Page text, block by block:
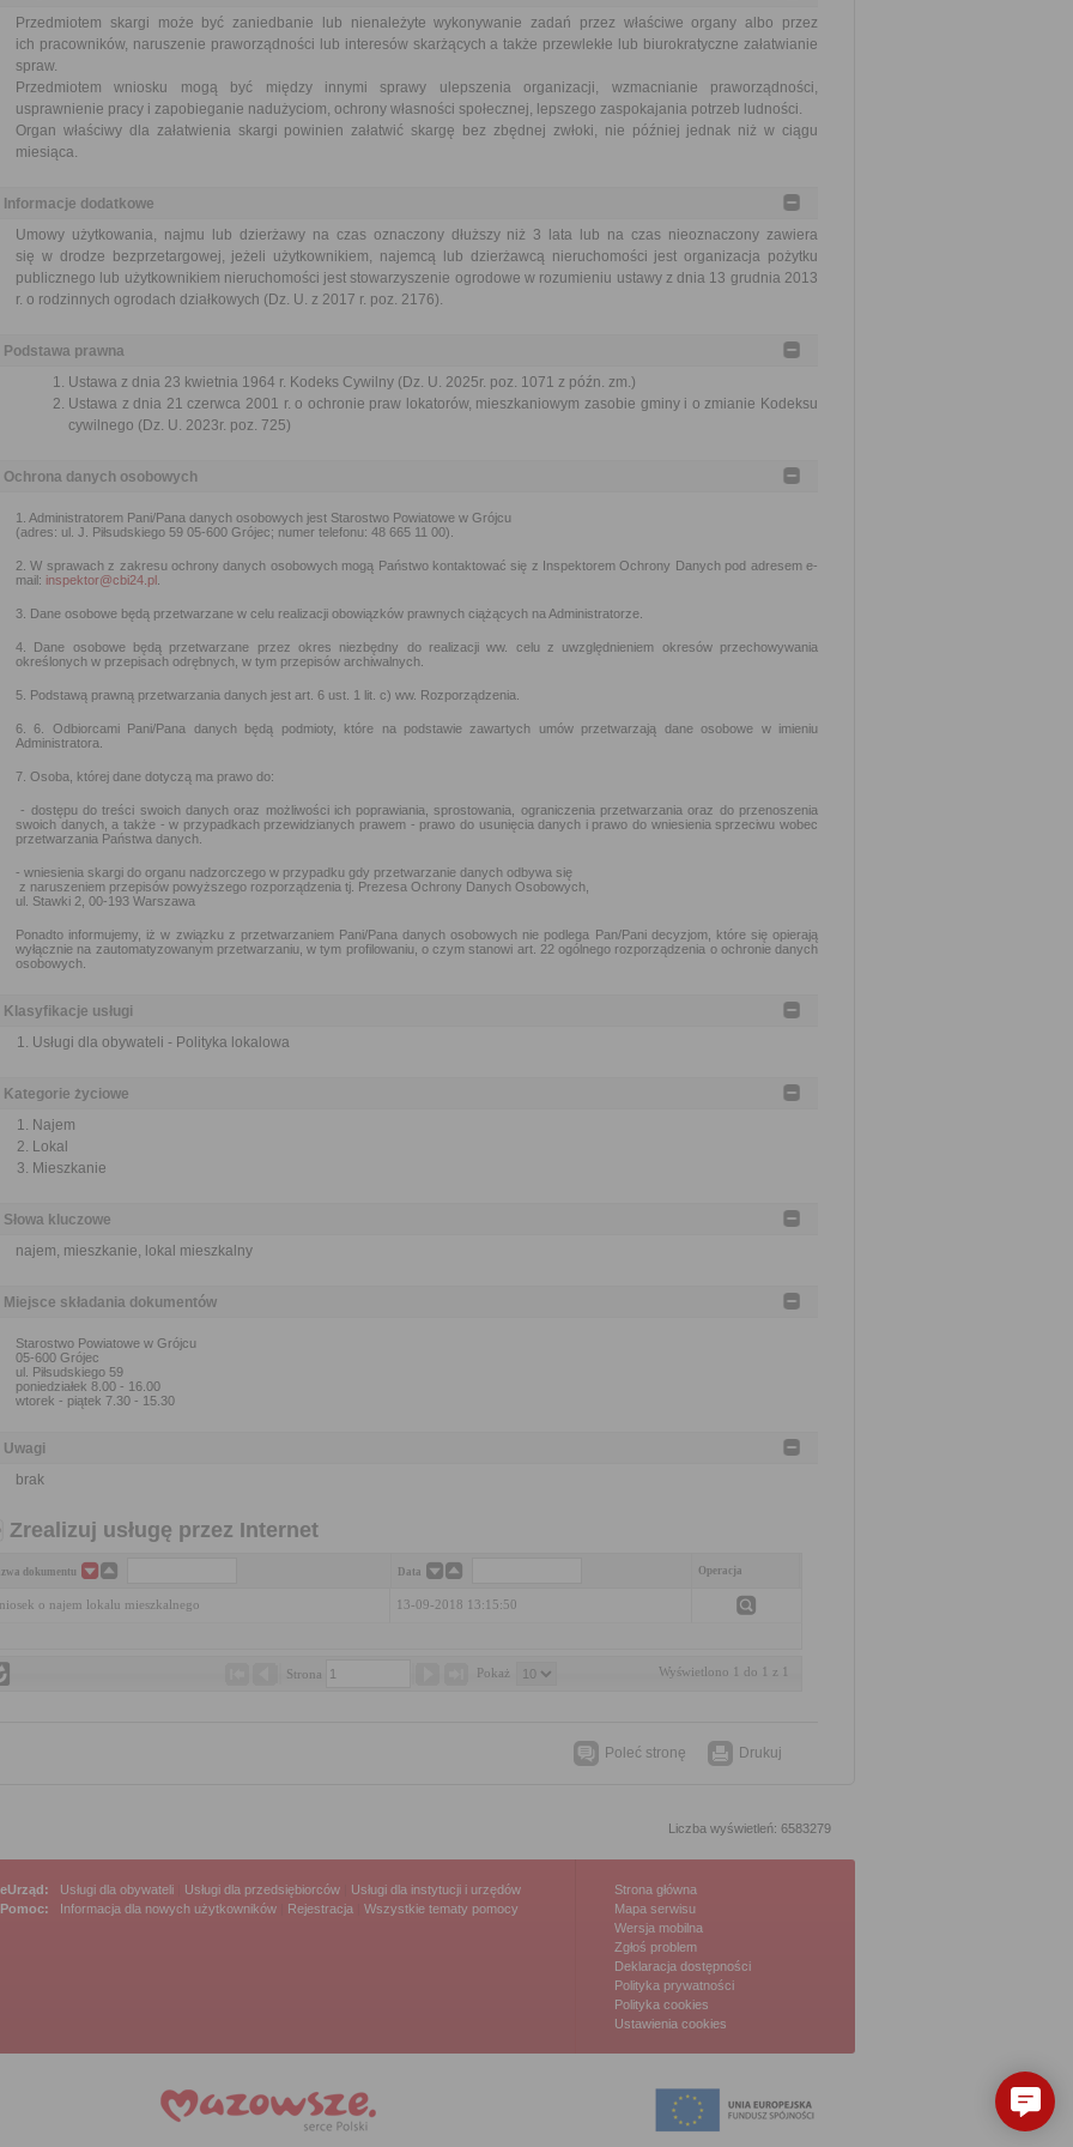
Przedmiotem skargi może być zaniedbanie lub nienależyte wykonywanie zadań przez właściwe organy albo przez
ich pracowników, naruszenie praworządności lub interesów skarżących a także przewlekłe lub biurokratyczne załatwianie
spraw.
Przedmiotem wniosku mogą być między innymi sprawy ulepszenia organizacji, wzmacnianie praworządności,
usprawnienie pracy i zapobieganie nadużyciom, ochrony własności społecznej, lepszego zaspokajania potrzeb ludności.
Organ właściwy dla załatwienia skargi powinien załatwić skargę bez zbędnej zwłoki, nie później jednak niż w ciągu
miesiąca.
Informacje dodatkowe
Umowy użytkowania, najmu lub dzierżawy na czas oznaczony dłuższy niż 3 lata lub na czas nieoznaczony zawiera
się w drodze bezprzetargowej, jeżeli użytkownikiem, najemcą lub dzierżawcą nieruchomości jest organizacja pożytku
publicznego lub użytkownikiem nieruchomości jest stowarzyszenie ogrodowe w rozumieniu ustawy z dnia 13 grudnia 2013
r. o rodzinnych ogrodach działkowych (Dz. U. z 2017 r. poz. 2176).
Podstawa prawna
Ustawa z dnia 23 kwietnia 1964 r. Kodeks Cywilny (Dz. U. 2025r. poz. 1071 z późn. zm.)
Ustawa z dnia 21 czerwca 2001 r. o ochronie praw lokatorów, mieszkaniowym zasobie gminy i o zmianie Kodeksu
cywilnego (Dz. U. 2023r. poz. 725)
Ochrona danych osobowych
1. Administratorem Pani/Pana danych osobowych jest Starostwo Powiatowe w Grójcu
(adres: ul. J. Piłsudskiego 59 05-600 Grójec; numer telefonu: 48 665 11 00).
2. W sprawach z zakresu ochrony danych osobowych mogą Państwo kontaktować się z Inspektorem Ochrony Danych pod adresem e-
mail: inspektor@cbi24.pl
3. Dane osobowe będą przetwarzane w celu realizacji obowiązków prawnych ciążących na Administratorze.
4. Dane osobowe będą przetwarzane przez okres niezbędny do realizacji ww. celu z uwzględnieniem okresów przechowywania
określonych w przepisach odrębnych, w tym przepisów archiwalnych.
5. Podstawą prawną przetwarzania danych jest art. 6 ust. 1 lit. c) ww. Rozporządzenia.
6. 6. Odbiorcami Pani/Pana danych będą podmioty, które na podstawie zawartych umów przetwarzają dane osobowe w imieniu
Administratora.
7. Osoba, której dane dotyczą ma prawo do:
- dostępu do treści swoich danych oraz możliwości ich poprawiania, sprostowania, ograniczenia przetwarzania oraz do przenoszenia
swoich danych, a także - w przypadkach przewidzianych prawem - prawo do usunięcia danych i prawo do wniesienia sprzeciwu wobec
przetwarzania Państwa danych.
- wniesienia skargi do organu nadzorczego w przypadku gdy przetwarzanie danych odbywa się
z naruszeniem przepisów powyższego rozporządzenia tj. Prezesa Ochrony Danych Osobowych,
ul. Stawki 2, 00-193 Warszawa
Ponadto informujemy, iż w związku z przetwarzaniem Pani/Pana danych osobowych nie podlega Pan/Pani decyzjom, które się opierają
wyłącznie na zautomatyzowanym przetwarzaniu, w tym profilowaniu, o czym stanowi art. 22 ogólnego rozporządzenia o ochronie danych
osobowych.
Klasyfikacje usługi
Usługi dla obywateli - Polityka lokalowa
Kategorie życiowe
Najem
Lokal
Mieszkanie
Słowa kluczowe
najem, mieszkanie, lokal mieszkalny
Miejsce składania dokumentów
Starostwo Powiatowe w Grójcu
05-600 Grójec
ul. Piłsudskiego 59
poniedziałek 8.00 - 16.00
wtorek - piątek 7.30 - 15.30
Uwagi
brak
Zrealizuj usługę przez Internet
dokumentu Data Operacja
o najem lokalu mieszkalnego 13-09-2018 13:15:50
Strona Pokaż Wyświetlono 1 do 1 z 1
Poleć stronę Drukuj
Liczba wyświetleń: 6583279
eUrząd: Usługi dla obywateli Usługi dla przedsiębiorców
Usługi dla instytucji i urzędów
Pomoc:
Informacja dla nowych użytkowników Rejestracja |Wszystkie tematy pomocy
Strona główna
Mapa serwisu
Wersja mobilna
Zgłoś problem
Deklaracja dostępności
Polityka prywatności
Polityka cookies
Ustawienia cookies